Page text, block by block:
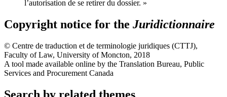
l’autorisation de se retirer du dossier. »
Copyright notice for the Juridictionnaire
© Centre de traduction et de terminologie juridiques (CTTJ),
Faculty of Law, University of Moncton, 2018
A tool made available online by the Translation Bureau, Public
Services and Procurement Canada
Search by related themes